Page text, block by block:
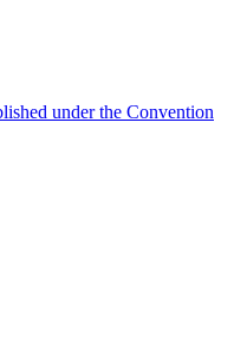
under the Convention